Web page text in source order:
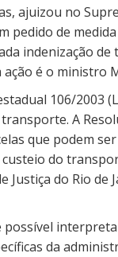
ajuizou no
pedido de
indenização
ação é o ministro
106/2003
A
que podem
do
Justiça do Rio
da